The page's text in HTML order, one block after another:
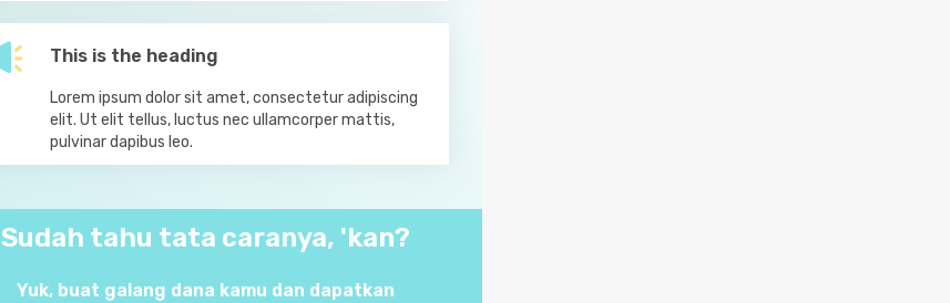
This is the heading
Lorem ipsum dolor sit amet, consectetur adipiscing
elit. Ut elit tellus, luctus nec ullamcorper mattis,
pulvinar dapibus leo.
Sudah tahu tata caranya, 'kan?
Yuk, buat galang dana kamu dan dapatkan